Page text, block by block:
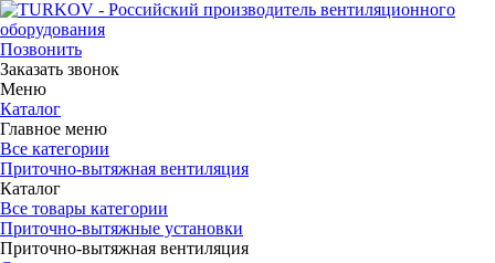
Позвонить
Заказать звонок
Меню
Каталог
Главное меню
Все категории
Приточно-вытяжная вентиляция
Каталог
Все товары категории
Приточно-вытяжные установки
Приточно-вытяжная вентиляция